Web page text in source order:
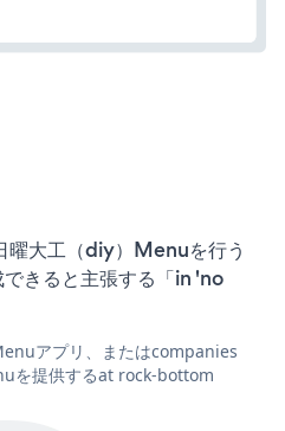
曜大工（diy）Menuを行う
きると主張する「in 'no
アプリ、またはcompanies
を提供するat rock-bottom